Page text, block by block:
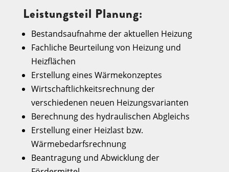
Leistungsteil Planung:
Bestandsaufnahme der aktuellen Heizung
Fachliche Beurteilung von Heizung und
Heizflächen
Erstellung eines Wärmekonzeptes
Wirtschaftlichkeitsrechnung der
verschiedenen neuen Heizungsvarianten
Berechnung des hydraulischen Abgleichs
Erstellung einer Heizlast bzw.
Wärmebedarfsrechnung
Beantragung und Abwicklung der